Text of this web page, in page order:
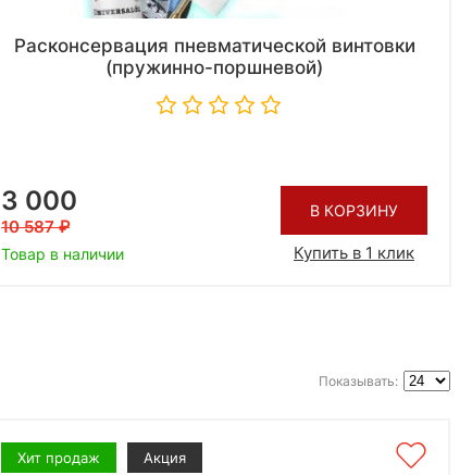
Расконсервация пневматической винтовки
(пружинно-поршневой)
3 000
10 587
Товар в наличии
В КОРЗИНУ
Купить в 1 клик
Показывать:
Хит продаж Акция